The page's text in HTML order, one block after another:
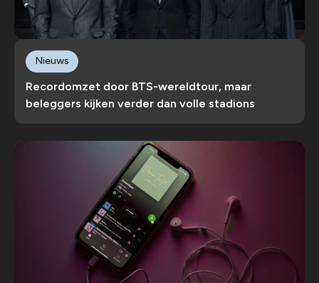
Recordomzet door BTS-wereldtour, maar
beleggers kijken verder dan volle stadions
Nieuws